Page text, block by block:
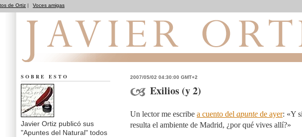
de Ortiz | Voces amigas
2007/05/02 04:30:00 GMT+2
Exilios (y 2)
Un lector me escribe a cuento del apunte de ayer: «Y
resulta el ambiente de Madrid, ¿por qué vives allí?»
SOBRE ESTO
Javier Ortiz publicó sus
"Apuntes del Natural" todos